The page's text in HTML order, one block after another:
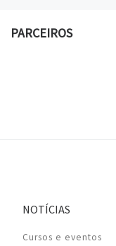
PARCEIROS
NOTÍCIAS
Cursos e eventos